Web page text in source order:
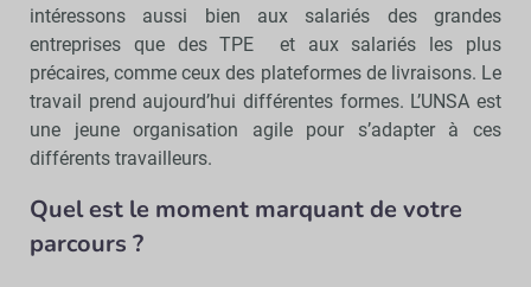
intéressons aussi bien aux salariés des grandes
entreprises que des TPE et aux salariés les plus
précaires, comme ceux des plateformes de livraisons. Le
travail prend aujourd’hui différentes formes. L’UNSA est
une jeune organisation agile pour s’adapter à ces
différents travailleurs.
Quel est le moment marquant de votre
parcours ?